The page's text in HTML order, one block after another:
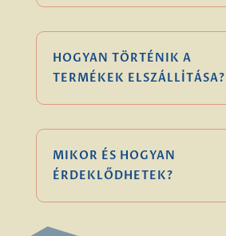
HOGYAN TÖRTÉNIK A
TERMÉKEK ELSZÁLLÍTÁSA?
MIKOR ÉS HOGYAN
ÉRDEKLŐDHETEK?